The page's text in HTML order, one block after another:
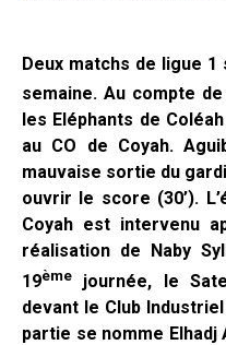
Deux matchs de ligue
semaine. Au compte
les Eléphants de
au CO de Coyah.
mauvaise sortie du
ouvrir le score (30’).
Coyah est intervenu
réalisation de Naby
19ème
journée, le
devant le Club
partie se nomme Elhadj